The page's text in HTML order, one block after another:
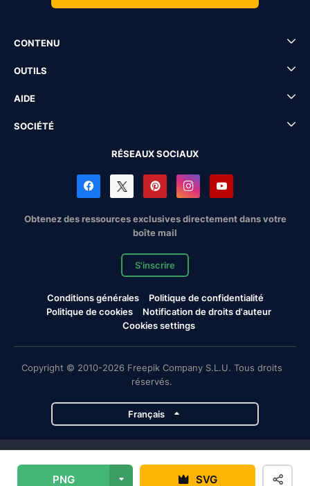
PNG SVG
CONTENU
OUTILS
AIDE
SOCIÉTÉ
RÉSEAUX SOCIAUX
Obtenez des ressources exclusives directement dans votre
boîte mail
S'inscrire
Conditions générales
Politique de confidentialité
Politique de cookies
Notification de droits d'auteur
Cookies settings
Copyright © 2010-2026 Freepik Company S.L.U. Tous droits
réservés.
Français